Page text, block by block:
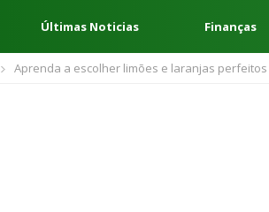
Últimas Noticias Finanças
Aprenda a escolher limões e laranjas